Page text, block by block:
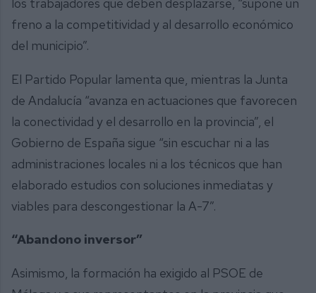
freno a la competitividad y al desarrollo económico
del municipio”.
El Partido Popular lamenta que, mientras la Junta
de Andalucía “avanza en actuaciones que favorecen
la conectividad y el desarrollo en la provincia”, el
Gobierno de España sigue “sin escuchar ni a las
administraciones locales ni a los técnicos que han
elaborado estudios con soluciones inmediatas y
viables para descongestionar la A-7”.
“Abandono inversor”
Asimismo, la formación ha exigido al PSOE de